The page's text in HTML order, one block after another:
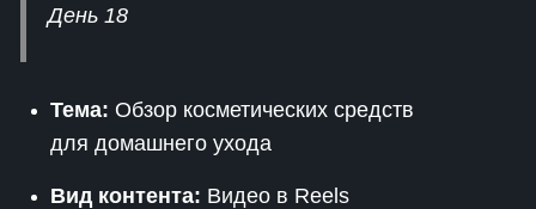
День 18
Тема: Обзор косметических средств
для домашнего ухода
Вид контента: Видео в Reels